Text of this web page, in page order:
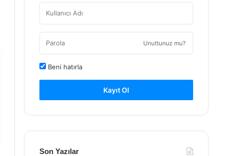
Unuttunuz mu?
Beni hatırla
Kayıt Ol
Son Yazılar